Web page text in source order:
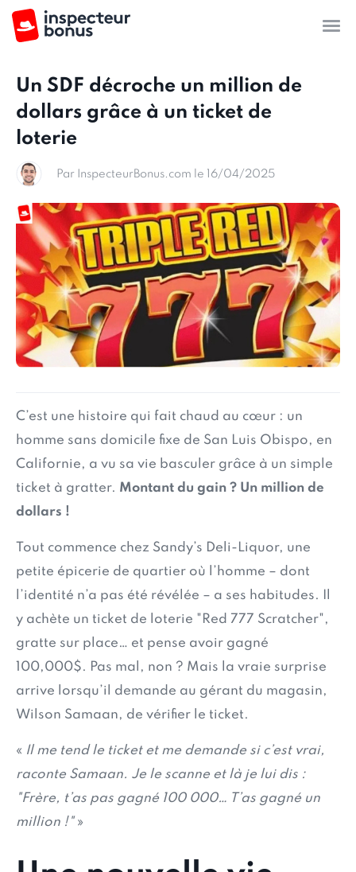
Un SDF décroche un million de
dollars grâce à un ticket de
loterie
Par InspecteurBonus.com le 16/04/2025
C’est une histoire qui fait chaud au cœur : un
homme sans domicile fixe de San Luis Obispo, en
Californie, a vu sa vie basculer grâce à un simple
ticket à gratter. Montant du gain ? Un million de
dollars !
Tout commence chez Sandy’s Deli-Liquor, une
petite épicerie de quartier où l’homme – dont
l’identité n’a pas été révélée – a ses habitudes. Il
y achète un ticket de loterie "Red 777 Scratcher",
gratte sur place… et pense avoir gagné
100,000$. Pas mal, non ? Mais la vraie surprise
arrive lorsqu’il demande au gérant du magasin,
Wilson Samaan, de vérifier le ticket.
« Il me tend le ticket et me demande si c’est vrai,
raconte Samaan. Je le scanne et là je lui dis :
"Frère, t’as pas gagné 100 000… T’as gagné un
million !"»